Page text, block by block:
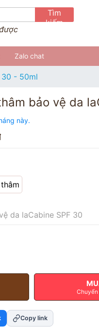
Tìm
kiếm
Zalo chat
30 - 50ml
bảo vệ da
này.
da laCabine SPF 30
Copy link